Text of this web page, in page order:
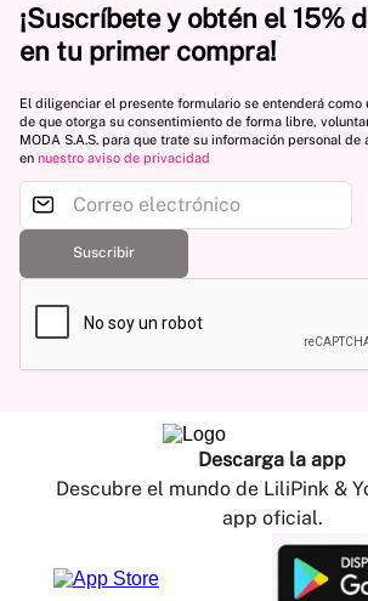
¡Suscríbete y obtén el 15%
en tu primer compra!
El diligenciar el presente formulario se entenderá como
de que otorga su consentimiento de forma libre,
MODA S.A.S. para que trate su información personal
en nuestro aviso de privacidad
Suscribir
Descarga la app
Descubre el mundo de LiliPink &
app oficial.